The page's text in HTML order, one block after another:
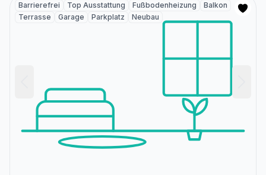
Barrierefrei Top Ausstattung Fußbodenheizung
Balkon
Terrasse
Garage Parkplatz Neubau